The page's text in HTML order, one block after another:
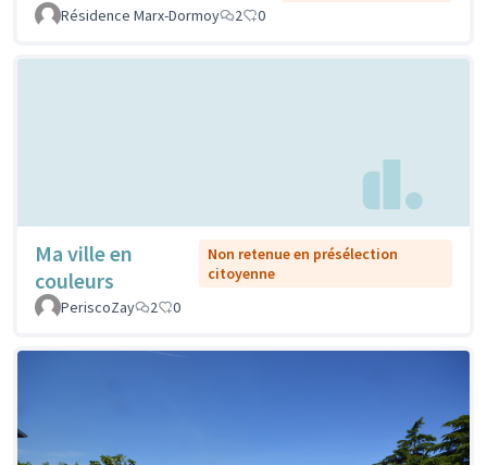
Résidence Marx-Dormoy
2 0
Ma ville en
couleurs
Non retenue en présélection
citoyenne
PeriscoZay
2 0